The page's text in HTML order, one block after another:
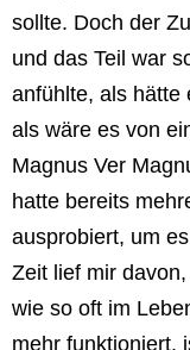
sollte. Doch der
und das Teil war
anfühlte, als hätte
als wäre es von
Magnus Ver
hatte bereits
ausprobiert, um
Zeit lief mir
wie so oft im
mehr funktioniert,